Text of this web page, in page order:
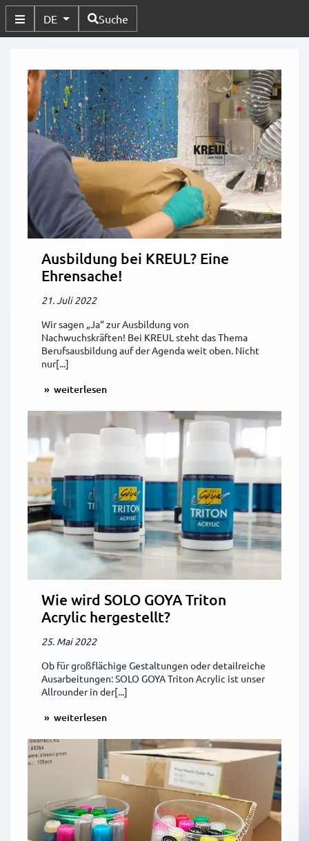
Untermenü Umschalten
DE Verfügbare Sprachen
Suche
Ausbildung bei KREUL? Eine
Ehrensache!
21. Juli 2022
Wir sagen „Ja“ zur Ausbildung von
Nachwuchskräften! Bei KREUL steht das Thema
Berufsausbildung auf der Agenda weit oben. Nicht
nur[...]
weiterlesen
Wie wird SOLO GOYA Triton
Acrylic hergestellt?
25. Mai 2022
Ob für großflächige Gestaltungen oder detailreiche
Ausarbeitungen: SOLO GOYA Triton Acrylic ist unser
Allrounder in der[...]
weiterlesen